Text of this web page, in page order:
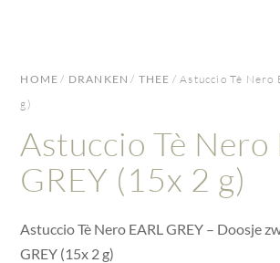
HOME / DRANKEN / THEE / Astuccio Tè Nero
g)
Astuccio Tè Nero
GREY (15x 2 g)
Astuccio Tè Nero EARL GREY – Doosje
GREY (15x 2 g)